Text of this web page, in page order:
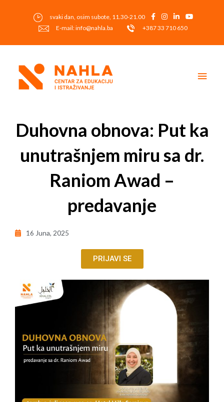
svaki dan, osim subote, 11.30-21.00
E-mail: info@nahla.ba
+387 33 710 650
Duhovna obnova: Put ka
unutrašnjem miru sa dr.
Raniom Awad –
predavanje
16 Juna, 2025
PRIJAVI SE